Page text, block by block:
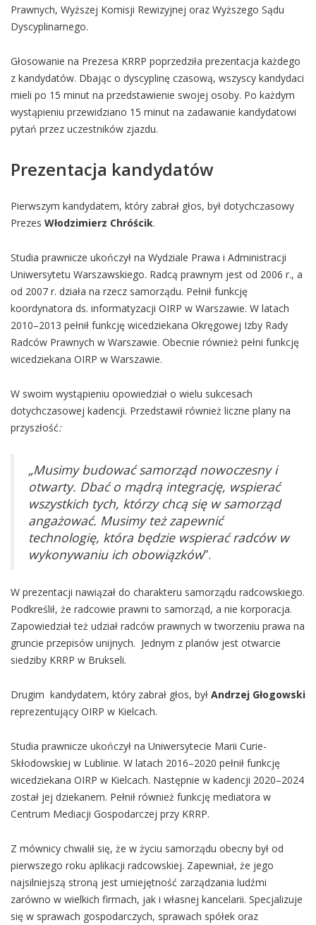
Prawnych, Wyższej Komisji Rewizyjnej oraz Wyższego Sądu
Dyscyplinarnego.
Głosowanie na Prezesa KRRP poprzedziła prezentacja każdego
z kandydatów. Dbając o dyscyplinę czasową, wszyscy kandydaci
mieli po 15 minut na przedstawienie swojej osoby. Po każdym
wystąpieniu przewidziano 15 minut na zadawanie kandydatowi
pytań przez uczestników zjazdu.
Prezentacja kandydatów
Pierwszym kandydatem, który zabrał głos, był dotychczasowy
Prezes Włodzimierz Chróścik.
Studia prawnicze ukończył na Wydziale Prawa i Administracji
Uniwersytetu Warszawskiego. Radcą prawnym jest od 2006 r., a
od 2007 r. działa na rzecz samorządu. Pełnił funkcję
koordynatora ds. informatyzacji OIRP w Warszawie. W latach
2010–2013 pełnił funkcję wicedziekana Okręgowej Izby Rady
Radców Prawnych w Warszawie. Obecnie również pełni funkcję
wicedziekana OIRP w Warszawie.
W swoim wystąpieniu opowiedział o wielu sukcesach
dotychczasowej kadencji. Przedstawił również liczne plany na
przyszłość:
„Musimy budować samorząd nowoczesny i
otwarty. Dbać o mądrą integrację, wspierać
wszystkich tych, którzy chcą się w samorząd
angażować. Musimy też zapewnić
technologię, która będzie wspierać radców w
wykonywaniu ich obowiązków”.
W prezentacji nawiązał do charakteru samorządu radcowskiego.
Podkreślił, że radcowie prawni to samorząd, a nie korporacja.
Zapowiedział też udział radców prawnych w tworzeniu prawa na
gruncie przepisów unijnych. Jednym z planów jest otwarcie
siedziby KRRP w Brukseli.
Drugim kandydatem, który zabrał głos, był Andrzej Głogowski
reprezentujący OIRP w Kielcach.
Studia prawnicze ukończył na Uniwersytecie Marii Curie-
Skłodowskiej w Lublinie. W latach 2016–2020 pełnił funkcję
wicedziekana OIRP w Kielcach. Następnie w kadencji 2020–2024
został jej dziekanem. Pełnił również funkcję mediatora w
Centrum Mediacji Gospodarczej przy KRRP.
Z mównicy chwalił się, że w życiu samorządu obecny był od
pierwszego roku aplikacji radcowskiej. Zapewniał, że jego
najsilniejszą stroną jest umiejętność zarządzania ludźmi
zarówno w wielkich firmach, jak i własnej kancelarii. Specjalizuje
się w sprawach gospodarczych, sprawach spółek oraz